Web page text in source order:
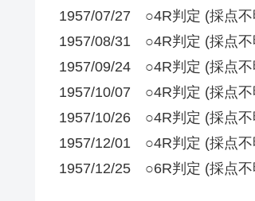
1957/07/27 ○4R判定 (採点
1957/08/31 ○4R判定 (採点
1957/09/24 ○4R判定 (採点
1957/10/07 ○4R判定 (採点
1957/10/26 ○4R判定 (採点
1957/12/01 ○4R判定 (採点
1957/12/25 ○6R判定 (採点